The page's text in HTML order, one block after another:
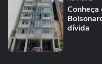
dívida